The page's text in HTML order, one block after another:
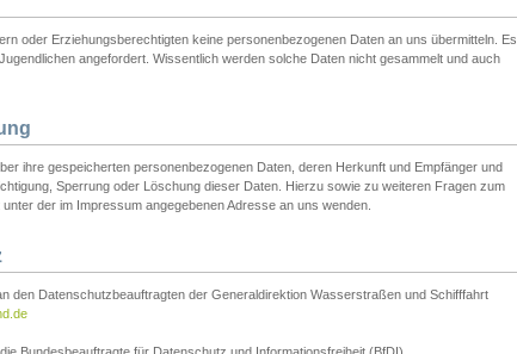
oder Erziehungsberechtigten keine personenbezogenen Daten an uns übermitteln. Es
angefordert. Wissentlich werden solche Daten nicht gesammelt und auch
ihre gespeicherten personenbezogenen Daten, deren Herkunft und Empfänger und
Sperrung oder Löschung dieser Daten. Hierzu sowie zu weiteren Fragen zum
der im Impressum angegebenen Adresse an uns wenden.
den Datenschutzbeauftragten der Generaldirektion Wasserstraßen und Schifffahrt